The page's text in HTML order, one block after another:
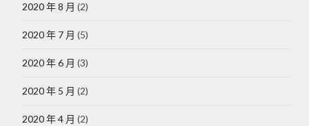
2020 年 8 月 (2)
2020 年 7 月 (5)
2020 年 6 月 (3)
2020 年 5 月 (2)
2020 年 4 月 (2)